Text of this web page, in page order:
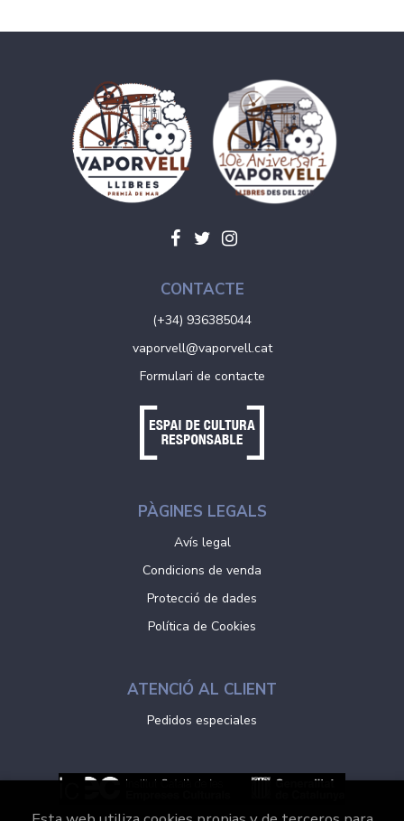
CONTACTE
(+34) 936385044
vaporvell@vaporvell.cat
Formulari de contacte
PÀGINES LEGALS
Avís legal
Condicions de venda
Protecció de dades
Política de Cookies
ATENCIÓ AL CLIENT
Pedidos especiales